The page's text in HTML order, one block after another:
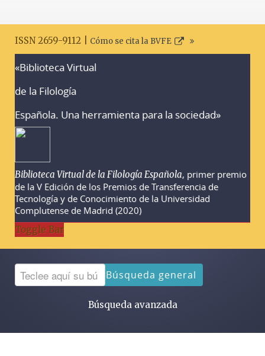
ISSN 2659-9112 | Cómo se cita la BVFE
«Biblioteca Virtual
de la Filología
Española. Una herramienta para la sociedad»
Biblioteca Virtual de la Filología Española, primer premio
de la V Edición de los Premios de Transferencia de
Tecnología y de Conocimiento de la Universidad
Complutense de Madrid (2020)
Toggle Bar
Búsqueda general
Búsqueda avanzada